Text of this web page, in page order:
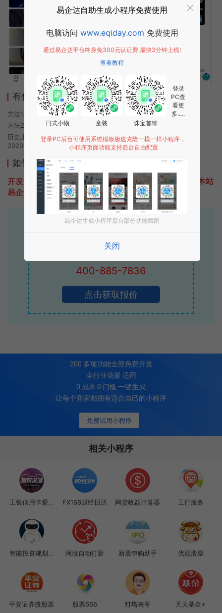
有什么信用卡小程序使用方法
方法1. 使用微信扫描本页面上方二维码进入有什么信用卡的小程序
方法2. 在微信中搜索“有什么信用卡”即可进入小程序
历史上的今时小程序由有什么信用卡团队开发，易企达小程序商店于
2020-10-07 10:30发布
如何开发类似有什么信用卡的小程序
开发一款类似有什么信用卡的小程序不难，只需要咨询本站
易企达客服即可为您定制开发，免费提供报价。
易企达10年行业沉淀！
400-885-7836
点击获取报价
免费试用小程序
200 多项功能全部免费开发
全行业场景 适用
0 成本 0 门槛 一键生成
让每个商家都拥有适合自己的小程序
相关小程序
工银信用卡爱... FX168财经日历 网贷收益计算器 工行服务
智能投资规划... 阿涨自动打新 新股申购助手 优顾股票
平安证券微股票 股票666 灯塔表哥 天天基金+
易企达自助生成小程序免费使用
电脑访问 www.eqiday.com 免费使用
通过易企达平台终身免300元认证费,最快3分钟上线!
查看教程
日式小物 童装 珠宝首饰
登录
PC查
看更
多.....
登录PC后台可使用系统模板极速克隆一模一样小程序，
小程序页面功能支持后台自由配置
易企达生成小程序后台部分功能截图
关闭